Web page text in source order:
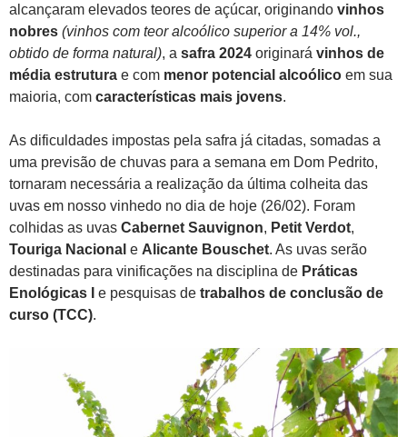
alcançaram elevados teores de açúcar, originando vinhos
nobres (vinhos com teor alcoólico superior a 14% vol.,
obtido de forma natural), a safra 2024 originará vinhos de
média estrutura e com menor potencial alcoólico em sua
maioria, com características mais jovens.
As dificuldades impostas pela safra já citadas, somadas a
uma previsão de chuvas para a semana em Dom Pedrito,
tornaram necessária a realização da última colheita das
uvas em nosso vinhedo no dia de hoje (26/02). Foram
colhidas as uvas Cabernet Sauvignon, Petit Verdot,
Touriga Nacional e Alicante Bouschet. As uvas serão
destinadas para vinificações na disciplina de Práticas
Enológicas I
e pesquisas de trabalhos de conclusão de
curso (TCC).